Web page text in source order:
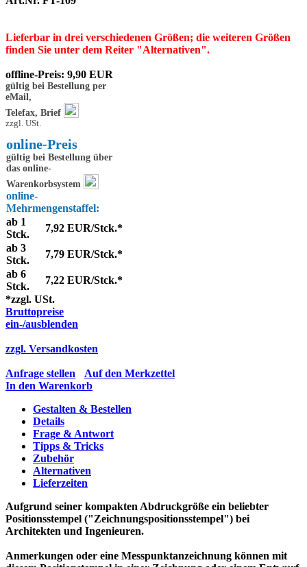
Lieferbar in drei verschiedenen Größen; die weiteren Größen
finden Sie unter dem Reiter "Alternativen".
offline-Preis: 9,90 EUR
gültig bei Bestellung per
eMail,
Telefax, Brief
zzgl. USt.
online-Preis
gültig bei Bestellung über
das online-
Warenkorbsystem
online-
Mehrmengenstaffel:
ab 1
Stck.
7,92 EUR/Stck.*
ab 3
Stck.
7,79 EUR/Stck.*
ab 6
Stck.
7,22 EUR/Stck.*
*zzgl. USt.
Bruttopreise
ein-/ausblenden
zzgl. Versandkosten
Anfrage stellen
Auf den Merkzettel
In den Warenkorb
Gestalten & Bestellen
Details
Frage & Antwort
Tipps & Tricks
Zubehör
Alternativen
Lieferzeiten
Aufgrund seiner kompakten Abdruckgröße ein beliebter
Positionsstempel ("Zeichnungspositionsstempel") bei
Architekten und Ingenieuren.
Anmerkungen oder eine Messpunktanzeichnung können mit